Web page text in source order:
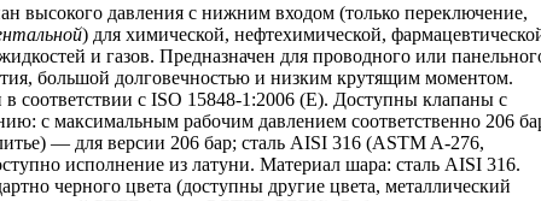
высокого давления с нижним входом (только переключение,
) для химической, нефтехимической,
и газов. Предназначен для проводного или
большой долговечностью и низким крутящим моментом.
соответствии с ISO 15848-1:2006 (E). Доступны клапаны с
с максимальным рабочим давлением соответственно 206
— для версии 206 бар; сталь AISI 316 (ASTM A-276,
исполнение из латуни. Материал шара: сталь AISI 316.
черного цвета (доступны другие цвета, металлический